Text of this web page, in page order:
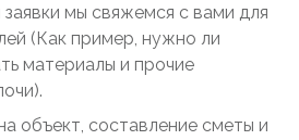
мы свяжемся с вами для
(Как пример, нужно ли
материалы и прочие
объект, составление сметы и